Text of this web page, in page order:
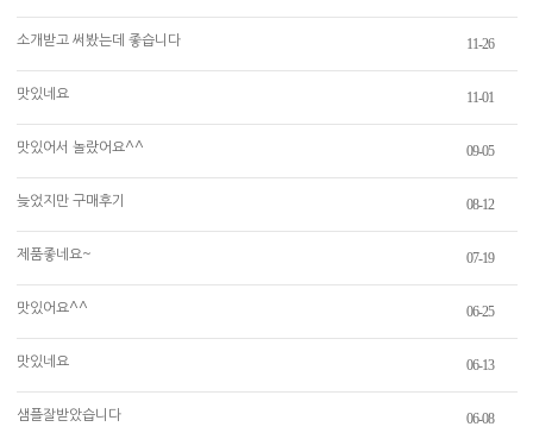
소개받고 써봤는데 좋습니다 11-26
맛있네요 11-01
맛있어서 놀랐어요^^ 09-05
늦었지만 구매후기 08-12
제품좋네요~ 07-19
맛있어요^^ 06-25
맛있네요 06-13
샘플잘받았습니다 06-08